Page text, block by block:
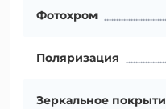
Фотохром
Поляризация
Зеркальное